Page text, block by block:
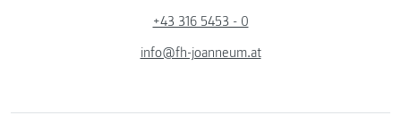
+43 316 5453 - 0
info@fh-joanneum.at